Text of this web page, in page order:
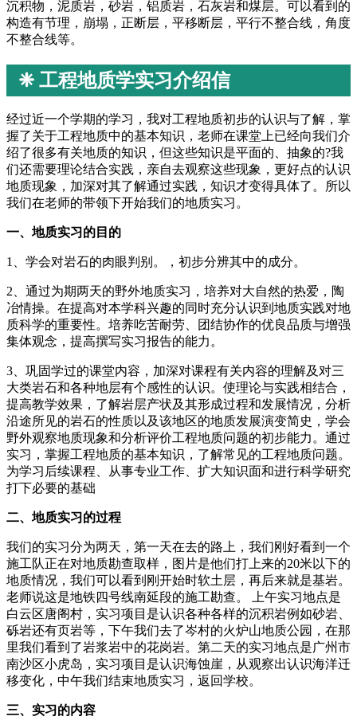
沉积物，泥质岩，砂岩，铝质岩，石灰岩和煤层。可以看到的
构造有节理，崩塌，正断层，平移断层，平行不整合线，角度
不整合线等。
❈ 工程地质学实习介绍信
经过近一个学期的学习，我对工程地质初步的认识与了解，掌
握了关于工程地质中的基本知识，老师在课堂上已经向我们介
绍了很多有关地质的知识，但这些知识是平面的、抽象的?我
们还需要理论结合实践，亲自去观察这些现象，更好点的认识
地质现象，加深对其了解通过实践，知识才变得具体了。所以
我们在老师的带领下开始我们的地质实习。
一、地质实习的目的
1、学会对岩石的肉眼判别。，初步分辨其中的成分。
2、通过为期两天的野外地质实习，培养对大自然的热爱，陶
冶情操。在提高对本学科兴趣的同时充分认识到地质实践对地
质科学的重要性。培养吃苦耐劳、团结协作的优良品质与增强
集体观念，提高撰写实习报告的能力。
3、巩固学过的课堂内容，加深对课程有关内容的理解及对三
大类岩石和各种地层有个感性的认识。使理论与实践相结合，
提高教学效果，了解岩层产状及其形成过程和发展情况，分析
沿途所见的岩石的性质以及该地区的地质发展演变简史，学会
野外观察地质现象和分析评价工程地质问题的初步能力。通过
实习，掌握工程地质的基本知识，了解常见的工程地质问题。
为学习后续课程、从事专业工作、扩大知识面和进行科学研究
打下必要的基础
二、地质实习的过程
我们的实习分为两天，第一天在去的路上，我们刚好看到一个
施工队正在对地质勘查取样，图片是他们打上来的20米以下的
地质情况，我们可以看到刚开始时软土层，再后来就是基岩。
老师说这是地铁四号线南延段的施工勘查。 上午实习地点是
白云区唐阁村，实习项目是认识各种各样的沉积岩例如砂岩、
砾岩还有页岩等，下午我们去了岑村的火炉山地质公园，在那
里我们看到了岩浆岩中的花岗岩。第二天的实习地点是广州市
南沙区小虎岛，实习项目是认识海蚀崖，从观察出认识海洋迁
移变化，中午我们结束地质实习，返回学校。
三、实习的内容